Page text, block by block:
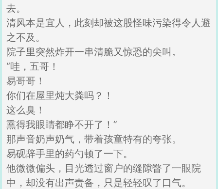
去。
清风本是宜人，此刻却被这股怪味污染得令人避
之不及。
院子里突然炸开一串清脆又惊恐的尖叫。
“哇，五哥！
易哥哥！
你们在屋里炖大粪吗？！
这么臭！
熏得我眼睛都睁不开了！”
那声音奶声奶气，带着孩童特有的夸张。
易砚辞手里的药勺顿了一下。
他微微偏头，目光透过窗户的缝隙瞥了一眼院
中，却没有出声责备，只是轻轻叹了口气。